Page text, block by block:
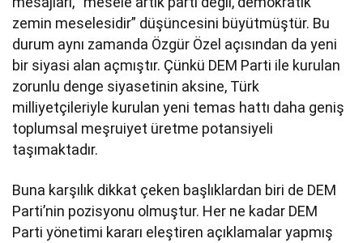
zemin meselesidir” düşüncesini büyütmüştür. Bu
durum aynı zamanda Özgür Özel açısından da yeni
bir siyasi alan açmıştır. Çünkü DEM Parti ile kurulan
zorunlu denge siyasetinin aksine, Türk
milliyetçileriyle kurulan yeni temas hattı daha geniş
toplumsal meşruiyet üretme potansiyeli
taşımaktadır.
Buna karşılık dikkat çeken başlıklardan biri de DEM
Parti’nin pozisyonu olmuştur. Her ne kadar DEM
Parti yönetimi kararı eleştiren açıklamalar yapmış